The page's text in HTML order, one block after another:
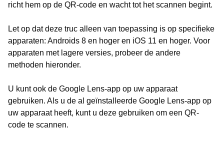
richt hem op de QR-code en wacht tot het scannen begint.
Let op dat deze truc alleen van toepassing is op specifieke
apparaten: Androids 8 en hoger en iOS 11 en hoger. Voor
apparaten met lagere versies, probeer de andere
methoden hieronder.
U kunt ook de Google Lens-app op uw apparaat
gebruiken. Als u de al geïnstalleerde Google Lens-app op
uw apparaat heeft, kunt u deze gebruiken om een QR-
code te scannen.